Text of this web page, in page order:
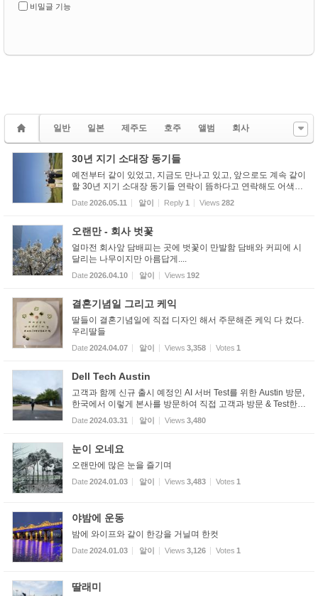
비밀글 기능
일반 일본 제주도 호주 앨범 회사
30년 지기 소대장 동기들
예전부터 같이 있었고, 지금도 만나고 있고, 앞으로도 계속 같이
할 30년 지기 소대장 동기들 연락이 뜸하다고 연락해도 어색하
지 않았던 친구들과 오랜만의 라운딩 입니다.
Date2026.05.11 알이 Reply1 Views 282
오랜만 - 회사 벗꽃
얼마전 회사앞 담배피는 곳에 벗꽃이 만발함 담배와 커피에 시
달리는 나무이지만 아름답게....
Date2026.04.10 알이 Views 192
결혼기념일 그리고 케익
딸들이 결혼기념일에 직접 디자인 해서 주문해준 케익 다 컸다.
우리딸들
Date2024.04.07 알이 Views 3,358 Votes 1
Dell Tech Austin
고객과 함께 신규 출시 예정인 AI 서버 Test를 위한 Austin 방문,
한국에서 이렇게 본사를 방문하여 직접 고객과 방문 & Test한
것은 처음 입니다.
Date2024.03.31 알이 Views 3,480
눈이 오네요
오랜만에 많은 눈을 즐기며
Date2024.01.03 알이 Views 3,483 Votes 1
야밤에 운동
밤에 와이프와 같이 한강을 거닐며 한컷
Date2024.01.03 알이 Views 3,126 Votes 1
딸래미